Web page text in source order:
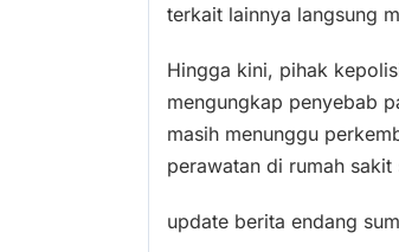
terkait lainnya langsung
Hingga kini, pihak
mengungkap penyebab
masih menunggu
perawatan di rumah
update berita endang